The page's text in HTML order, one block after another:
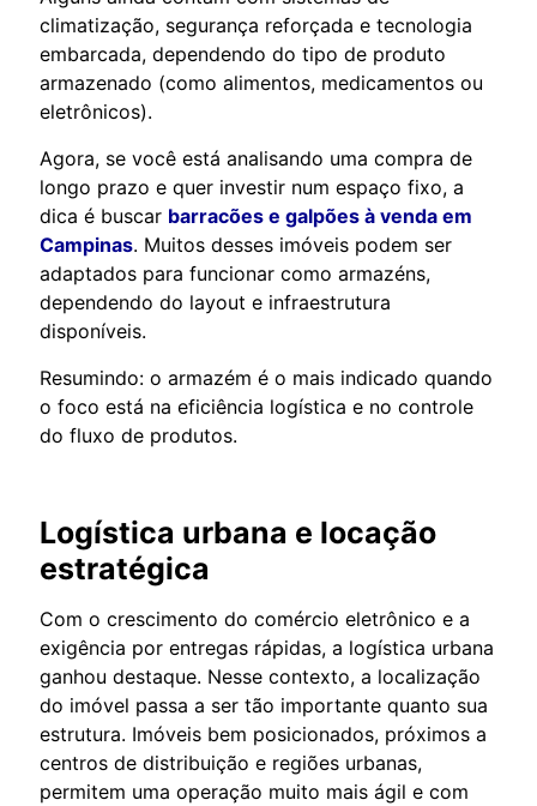
climatização, segurança reforçada e tecnologia
embarcada, dependendo do tipo de produto
armazenado (como alimentos, medicamentos ou
eletrônicos).
Agora, se você está analisando uma compra de
longo prazo e quer investir num espaço fixo, a
dica é buscar barracões e galpões à venda em
Campinas. Muitos desses imóveis podem ser
adaptados para funcionar como armazéns,
dependendo do layout e infraestrutura
disponíveis.
Resumindo: o armazém é o mais indicado quando
o foco está na eficiência logística e no controle
do fluxo de produtos.
Logística urbana e locação
estratégica
Com o crescimento do comércio eletrônico e a
exigência por entregas rápidas, a logística urbana
ganhou destaque. Nesse contexto, a localização
do imóvel passa a ser tão importante quanto sua
estrutura. Imóveis bem posicionados, próximos a
centros de distribuição e regiões urbanas,
permitem uma operação muito mais ágil e com